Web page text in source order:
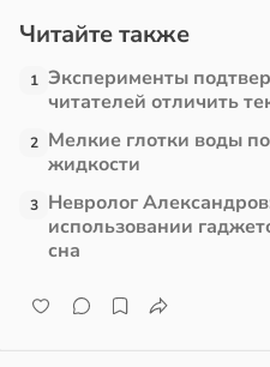
Читайте также
1 Эксперименты
читателей отличить
2 Мелкие глотки воды
жидкости
3 Невролог
использовании
сна